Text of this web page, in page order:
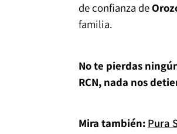
de confianza de
familia.
No te pierdas
RCN, nada nos
Mira también: Pura